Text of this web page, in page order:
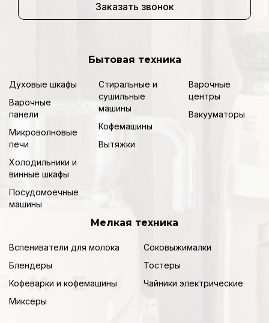
Заказать звонок
Бытовая техника
Духовые шкафы
Варочные
панели
Микроволновые
печи
Холодильники и
винные шкафы
Посудомоечные
машины
Стиральные и
сушильные
машины
Кофемашины
Вытяжки
Варочные
центры
Вакууматоры
Мелкая техника
Вспениватели для молока
Блендеры
Кофеварки и кофемашины
Миксеры
Соковыжималки
Тостеры
Чайники электрические